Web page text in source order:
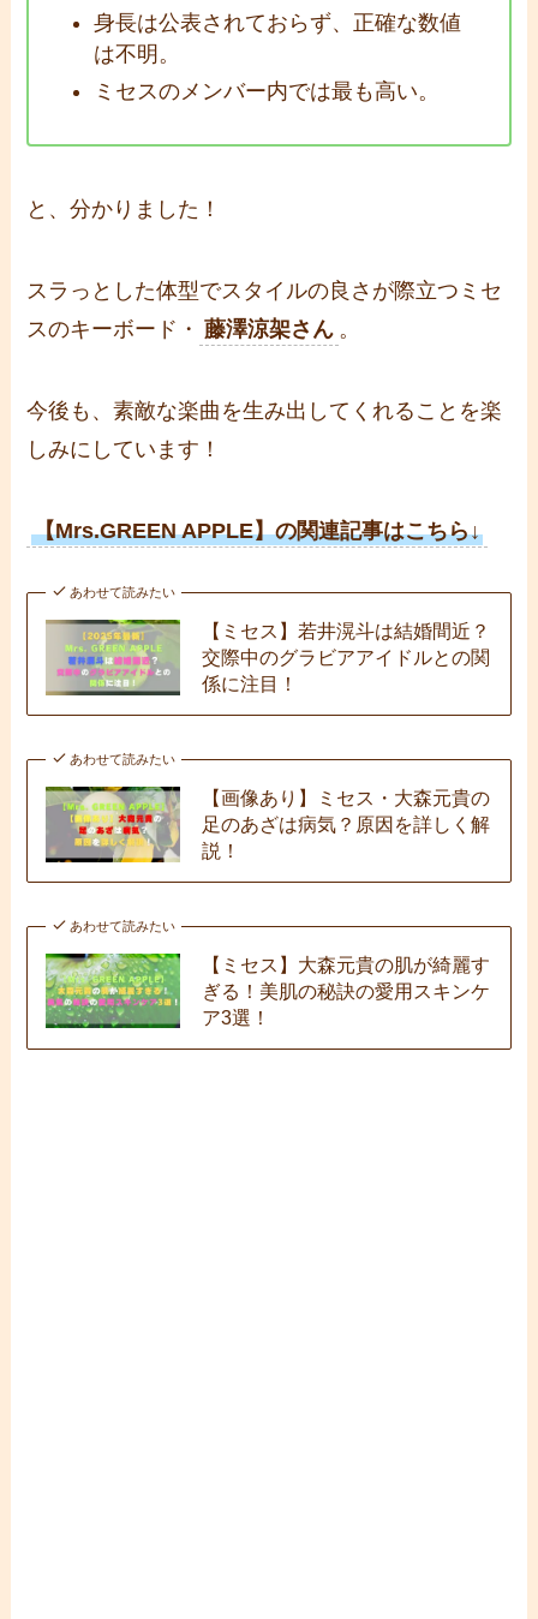
身長は公表されておらず、正確な数値
は不明。
ミセスのメンバー内では最も高い。
と、分かりました！
スラっとした体型でスタイルの良さが際立つミセ
スのキーボード・ 藤澤涼架さん 。
今後も、素敵な楽曲を生み出してくれることを楽
しみにしています！
【Mrs.GREEN APPLE】の関連記事はこちら↓
あわせて読みたい
【ミセス】若井滉斗は結婚間近？
交際中のグラビアアイドルとの関
係に注目！
あわせて読みたい
【画像あり】ミセス・大森元貴の
足のあざは病気？原因を詳しく解
説！
あわせて読みたい
【ミセス】大森元貴の肌が綺麗す
ぎる！美肌の秘訣の愛用スキンケ
ア3選！